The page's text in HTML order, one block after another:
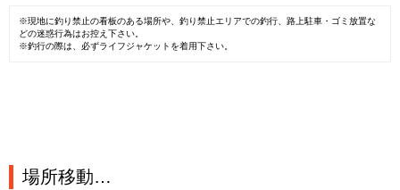
※現地に釣り禁止の看板のある場所や、釣り禁止エリアでの釣行、路上駐車・ゴミ放置な
どの迷惑行為はお控え下さい。
※釣行の際は、必ずライフジャケットを着用下さい。
場所移動…